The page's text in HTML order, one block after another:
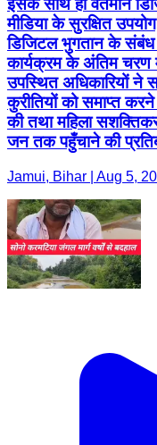
इसके साथ ही वर्तमान
मीडिया के सुरक्षित
डिजिटल भुगतान के संबंध
कार्यक्रम के अंतिम चरण
उपस्थित अधिकारियों ने
कुरीतियों को समाप्त
की तथा महिला
जन तक पहुँचाने की
Jamui, Bihar | Aug 5,